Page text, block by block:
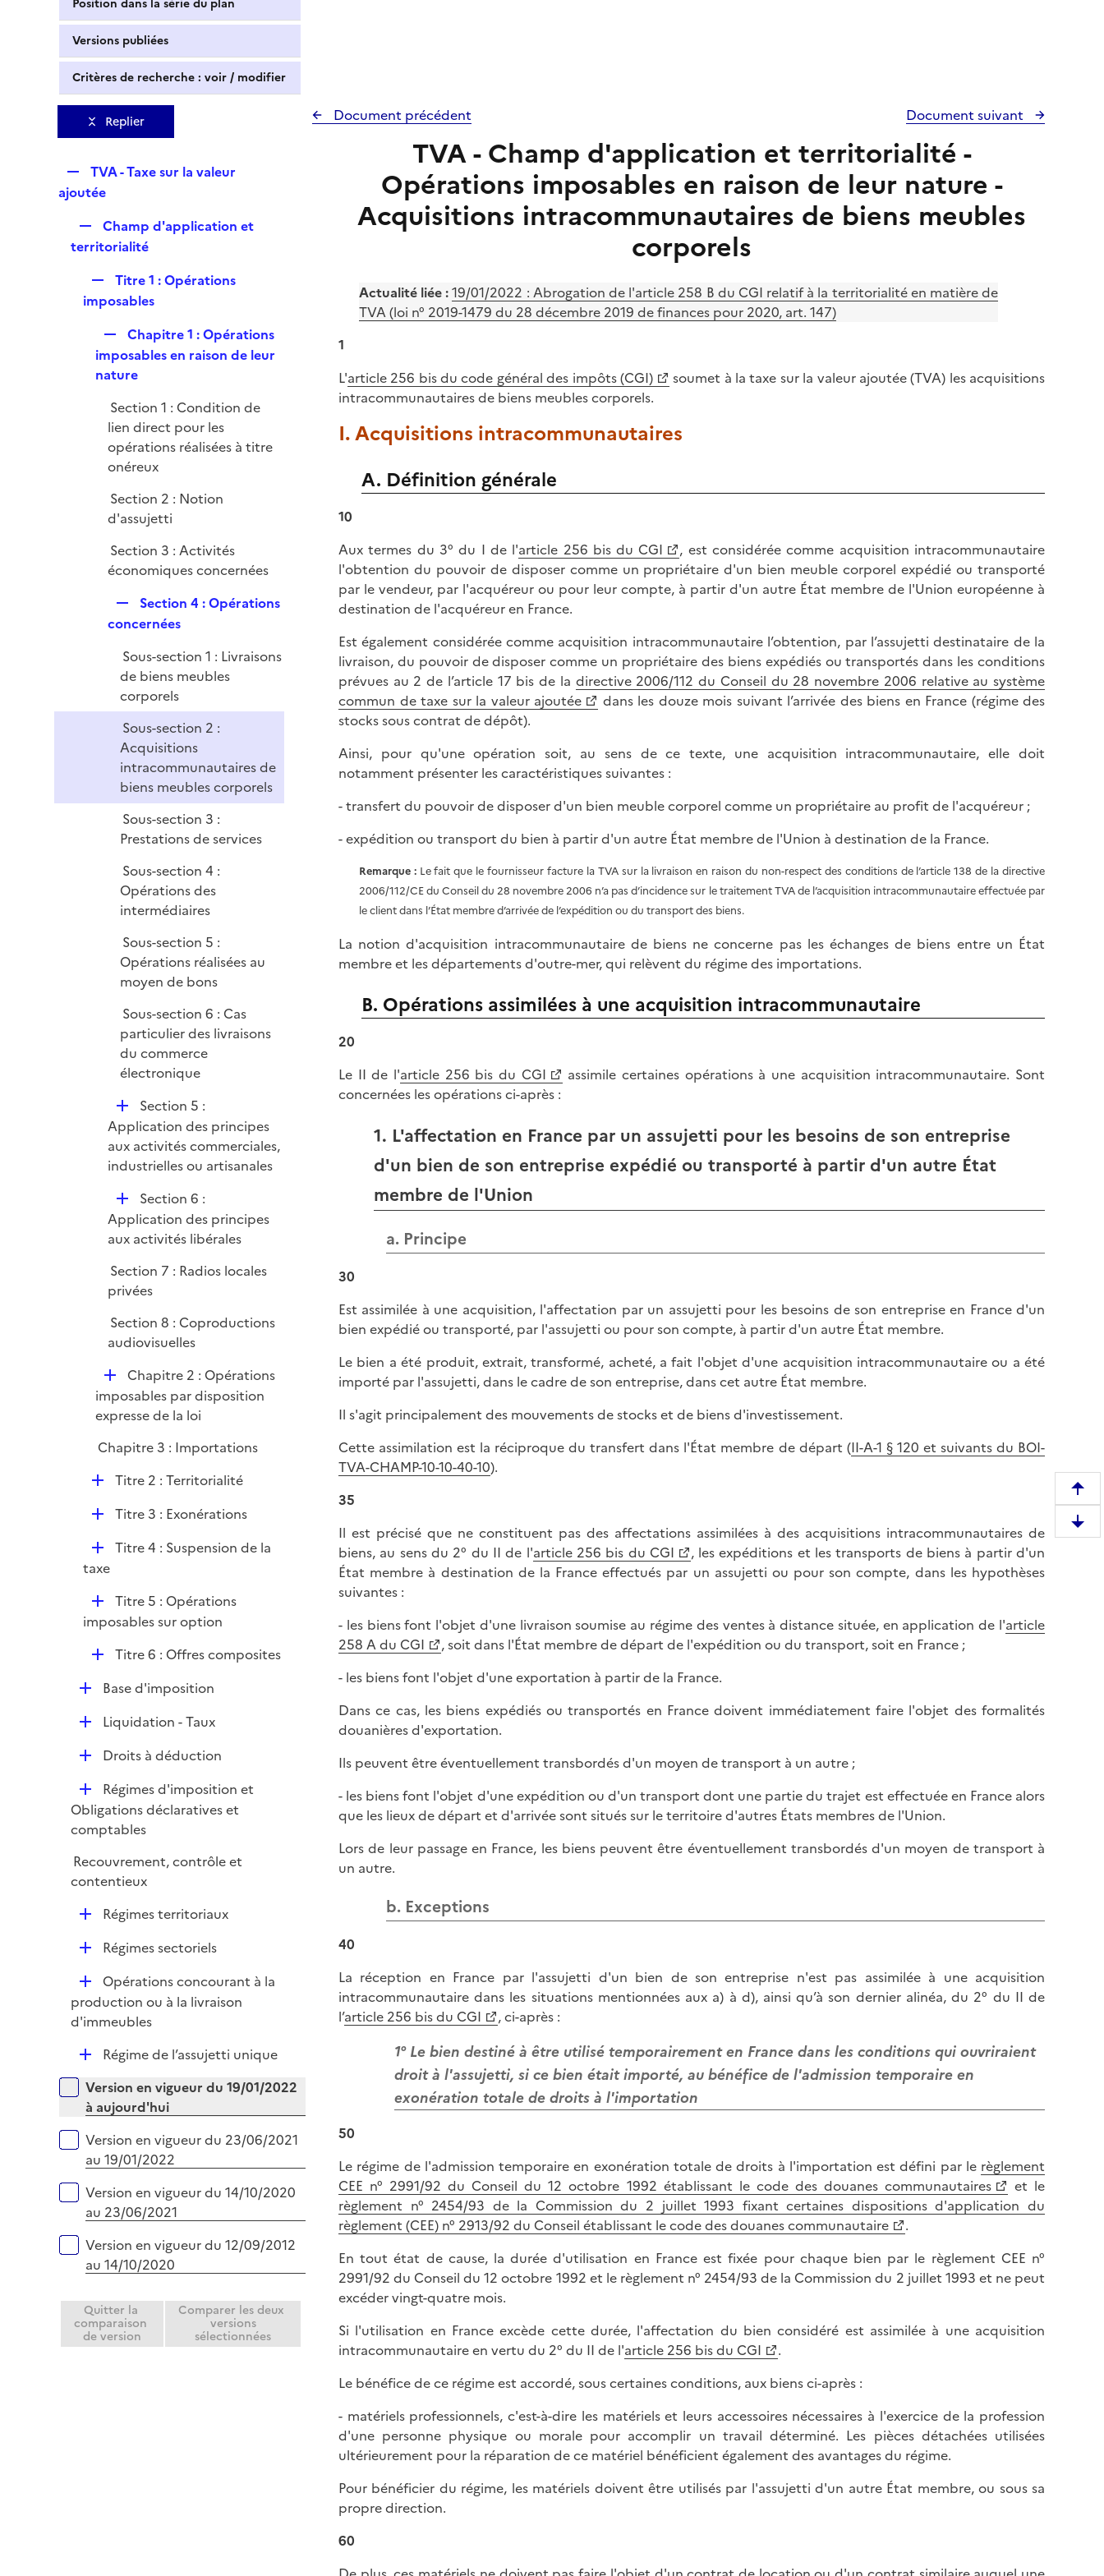
Position dans la série du plan
Versions publiées
Critères de recherche : voir / modifier
Replier
e
l
i
TVA - Taxe sur la valeur
ajoutée
e
l
i
Champ d'application et
territorialité
e
l
i
e
Titre 1 : Opérations
imposables
e
p
i
e
r
Chapitre 1 : Opérations
imposables en raison de leur
nature
Section 1 : Condition de
lien direct pour les
opérations réalisées à titre
onéreux
Section 2 : Notion
d'assujetti
Section 3 : Activités
économiques concernées
e
l
i
e
Section 4 : Opérations
concernées
Sous-section 1 : Livraisons
de biens meubles
corporels
Sous-section 2 :
Acquisitions
intracommunautaires de
biens meubles corporels
Sous-section 3 :
Prestations de services
Sous-section 4 :
Opérations des
intermédiaires
Sous-section 5 :
Opérations réalisées au
moyen de bons
Sous-section 6 : Cas
particulier des livraisons
du commerce
électronique
D
é
p
l
r
Section 5 :
Application des principes
aux activités commerciales,
industrielles ou artisanales
D
é
p
i
e
r
Section 6 :
Application des principes
aux activités libérales
Section 7 : Radios locales
privées
Section 8 : Coproductions
audiovisuelles
D
é
p
i
e
Chapitre 2 : Opérations
imposables par disposition
expresse de la loi
Chapitre 3 : Importations
D
e
Titre 2 : Territorialité
D
l
r
Titre 3 : Exonérations
D
é
i
Titre 4 : Suspension de la
taxe
D
é
i
e
r
Titre 5 : Opérations
imposables sur option
D
p
i
e
Titre 6 : Offres composites
D
r
Base d'imposition
D
i
e
r
Liquidation - Taux
D
l
i
r
Droits à déduction
D
é
p
i
e
Régimes d'imposition et
Obligations déclaratives et
comptables
Recouvrement, contrôle et
contentieux
D
e
r
Régimes territoriaux
D
l
i
Régimes sectoriels
D
é
p
e
r
Opérations concourant à la
production ou à la livraison
d'immeubles
D
p
l
i
r
Régime de l’assujetti unique
Versions sur la période
Version en vigueur du 19/01/2022
à aujourd'hui
Version en vigueur du 23/06/2021
au 19/01/2022
Version en vigueur du 14/10/2020
au 23/06/2021
Version en vigueur du 12/09/2012
au 14/10/2020
Quitter la
comparaison
de version
Comparer les deux
versions
sélectionnées
Document précédent Document suivant
TVA - Champ d'application et territorialité -
Opérations imposables en raison de leur nature -
Acquisitions intracommunautaires de biens meubles
corporels
Actualité liée :19/01/2022 : Abrogation de l'article 258 B du CGI relatif à la territorialité en matière de
TVA (loi n° 2019-1479 du 28 décembre 2019 de finances pour 2020, art. 147)
1
L'article 256 bis du code général des impôts (CGI)
soumet à la taxe sur la valeur ajoutée (TVA) les acquisitions
intracommunautaires de biens meubles corporels.
I. Acquisitions intracommunautaires
A. Définition générale
10
Aux termes du 3° du I de l'article 256 bis du CGI
, est considérée comme acquisition intracommunautaire
l'obtention du pouvoir de disposer comme un propriétaire d'un bien meuble corporel expédié ou transporté
par le vendeur, par l'acquéreur ou pour leur compte, à partir d'un autre État membre de l'Union européenne à
destination de l'acquéreur en France.
Est également considérée comme acquisition intracommunautaire l’obtention, par l’assujetti destinataire de la
livraison, du pouvoir de disposer comme un propriétaire des biens expédiés ou transportés dans les conditions
prévues au 2 de l’article 17 bis de la directive 2006/112 du Conseil du 28 novembre 2006 relative au système
commun de taxe sur la valeur ajoutée
dans les douze mois suivant l’arrivée des biens en France (régime des
stocks sous contrat de dépôt).
Ainsi, pour qu'une opération soit, au sens de ce texte, une acquisition intracommunautaire, elle doit
notamment présenter les caractéristiques suivantes :
- transfert du pouvoir de disposer d'un bien meuble corporel comme un propriétaire au profit de l'acquéreur ;
- expédition ou transport du bien à partir d'un autre État membre de l'Union à destination de la France.
Remarque : Le fait que le fournisseur facture la TVA sur la livraison en raison du non-respect des conditions de l’article 138 de la directive
2006/112/CE du Conseil du 28 novembre 2006 n’a pas d’incidence sur le traitement TVA de l’acquisition intracommunautaire effectuée par
le client dans l’État membre d’arrivée de l’expédition ou du transport des biens.
La notion d'acquisition intracommunautaire de biens ne concerne pas les échanges de biens entre un État
membre et les départements d'outre-mer, qui relèvent du régime des importations.
B. Opérations assimilées à une acquisition intracommunautaire
20
Le II de l'article 256 bis du CGI
assimile certaines opérations à une acquisition intracommunautaire. Sont
concernées les opérations ci-après :
1. L'affectation en France par un assujetti pour les besoins de son entreprise
d'un bien de son entreprise expédié ou transporté à partir d'un autre État
membre de l'Union
a. Principe
30
Est assimilée à une acquisition, l'affectation par un assujetti pour les besoins de son entreprise en France d'un
bien expédié ou transporté, par l'assujetti ou pour son compte, à partir d'un autre État membre.
Le bien a été produit, extrait, transformé, acheté, a fait l'objet d'une acquisition intracommunautaire ou a été
importé par l'assujetti, dans le cadre de son entreprise, dans cet autre État membre.
Il s'agit principalement des mouvements de stocks et de biens d'investissement.
Cette assimilation est la réciproque du transfert dans l'État membre de départ (II-A-1 § 120 et suivants du BOI-
TVA-CHAMP-10-10-40-10).
35
Il est précisé que ne constituent pas des affectations assimilées à des acquisitions intracommunautaires de
biens, au sens du 2° du II de l'article 256 bis du CGI
, les expéditions et les transports de biens à partir d'un
État membre à destination de la France effectués par un assujetti ou pour son compte, dans les hypothèses
suivantes :
- les biens font l'objet d'une livraison soumise au régime des ventes à distance située, en application de l'article
258 A du CGI
, soit dans l'État membre de départ de l'expédition ou du transport, soit en France ;
- les biens font l'objet d'une exportation à partir de la France.
Dans ce cas, les biens expédiés ou transportés en France doivent immédiatement faire l'objet des formalités
douanières d'exportation.
Ils peuvent être éventuellement transbordés d'un moyen de transport à un autre ;
- les biens font l'objet d'une expédition ou d'un transport dont une partie du trajet est effectuée en France alors
que les lieux de départ et d'arrivée sont situés sur le territoire d'autres États membres de l'Union.
Lors de leur passage en France, les biens peuvent être éventuellement transbordés d'un moyen de transport à
un autre.
b. Exceptions
40
La réception en France par l'assujetti d'un bien de son entreprise n'est pas assimilée à une acquisition
intracommunautaire dans les situations mentionnées aux a) à d), ainsi qu’à son dernier alinéa, du 2° du II de
l’article 256 bisdu CGI , ci-après :
1° Le bien destiné à être utilisé temporairement en France dans les conditions qui ouvriraient
droit à l'assujetti, si ce bien était importé, au bénéfice de l'admission temporaire en
exonération totale de droits à l'importation
50
Le régime de l'admission temporaire en exonération totale de droits à l'importation est défini par le règlement
CEE n° 2991/92 du Conseil du 12 octobre 1992 établissant le code des douanes communautaires
et le
règlement n° 2454/93 de la Commission du 2 juillet 1993 fixant certaines dispositions d'application du
règlement (CEE) n° 2913/92 du Conseil établissant le code des douanes communautaire
.
En tout état de cause, la durée d'utilisation en France est fixée pour chaque bien par le règlement CEE n°
2991/92 du Conseil du 12 octobre 1992 et le règlement n° 2454/93 de la Commission du 2 juillet 1993 et ne peut
excéder vingt-quatre mois.
Si l'utilisation en France excède cette durée, l'affectation du bien considéré est assimilée à une acquisition
intracommunautaire en vertu du 2° du II de l'article 256 bis du CGI
.
Le bénéfice de ce régime est accordé, sous certaines conditions, aux biens ci-après :
- matériels professionnels, c'est-à-dire les matériels et leurs accessoires nécessaires à l'exercice de la profession
d'une personne physique ou morale pour accomplir un travail déterminé. Les pièces détachées utilisées
ultérieurement pour la réparation de ce matériel bénéficient également des avantages du régime.
Pour bénéficier du régime, les matériels doivent être utilisés par l'assujetti d'un autre État membre, ou sous sa
propre direction.
60
e
m
D